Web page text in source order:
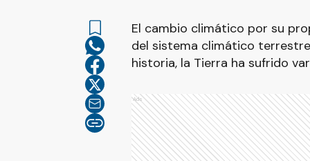
El cambio climático por su
del sistema climático
historia, la Tierra ha sufrido
Ads